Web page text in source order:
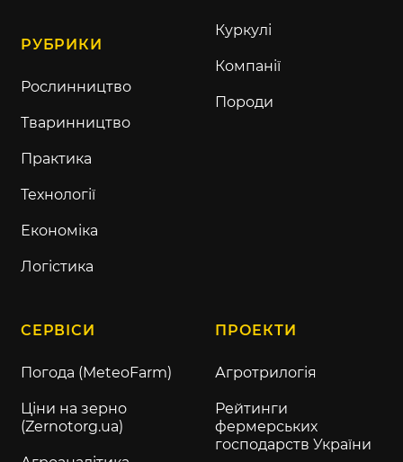
РУБРИКИ
Рослинництво
Тваринництво
Практика
Технології
Економіка
Логістика
Куркулі
Компанії
Породи
СЕРВІСИ
Погода (MeteoFarm)
Ціни на зерно
(Zernotorg.ua)
ПРОЕКТИ
Агротрилогія
Рейтинги
фермерських
господарств України